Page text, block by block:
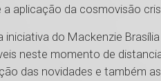
aplicação da cosmovisão
iniciativa do Mackenzie
neste momento de
das novidades e também